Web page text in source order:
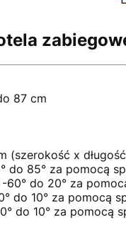
87 cm
(szerokość x
do 85° za pomocą
do 20° za
do 10° za pomocą
do 10° za pomocą